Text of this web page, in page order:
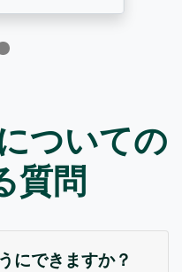
ついての
質問
にできますか？